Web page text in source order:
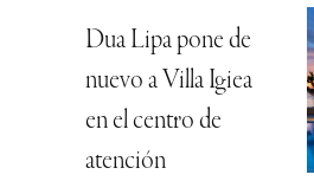
Dua Lipa pone de
nuevo a Villa Igiea
en el centro de
atención